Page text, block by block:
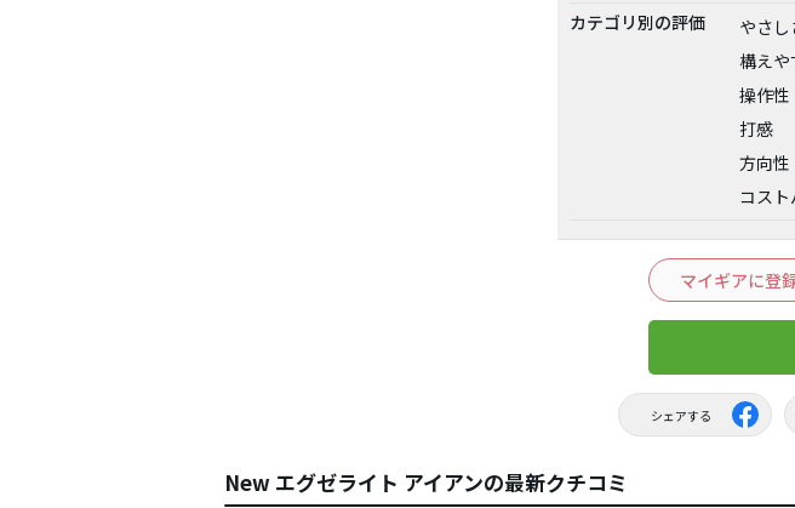
カテゴリ別の評価
やさし
構えや
操作性
打感
方向性
コス
マイギアに登
シェアする
New エグゼライト アイアンの最新クチコミ